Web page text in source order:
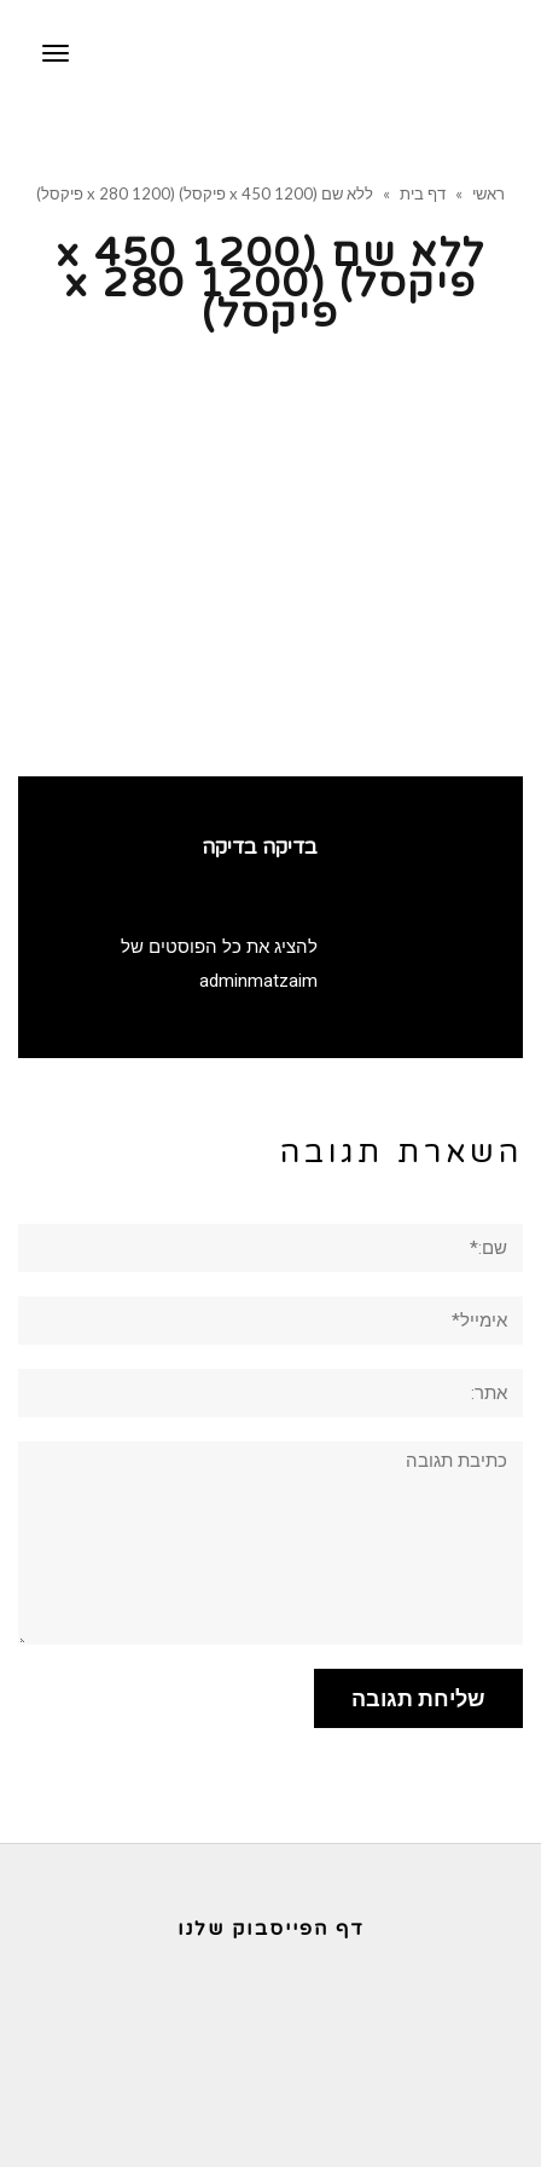
תפריט
ראשי » דף בית » ללא שם (1200 x 450 פיקסל) (1200 x 280 פיקסל)
ללא שם (1200 x 450
פיקסל) (1200 x 280
פיקסל)
בדיקה בדיקה
להציג את כל הפוסטים של
adminmatzaim
השארת תגובה
דף הפייסבוק שלנו